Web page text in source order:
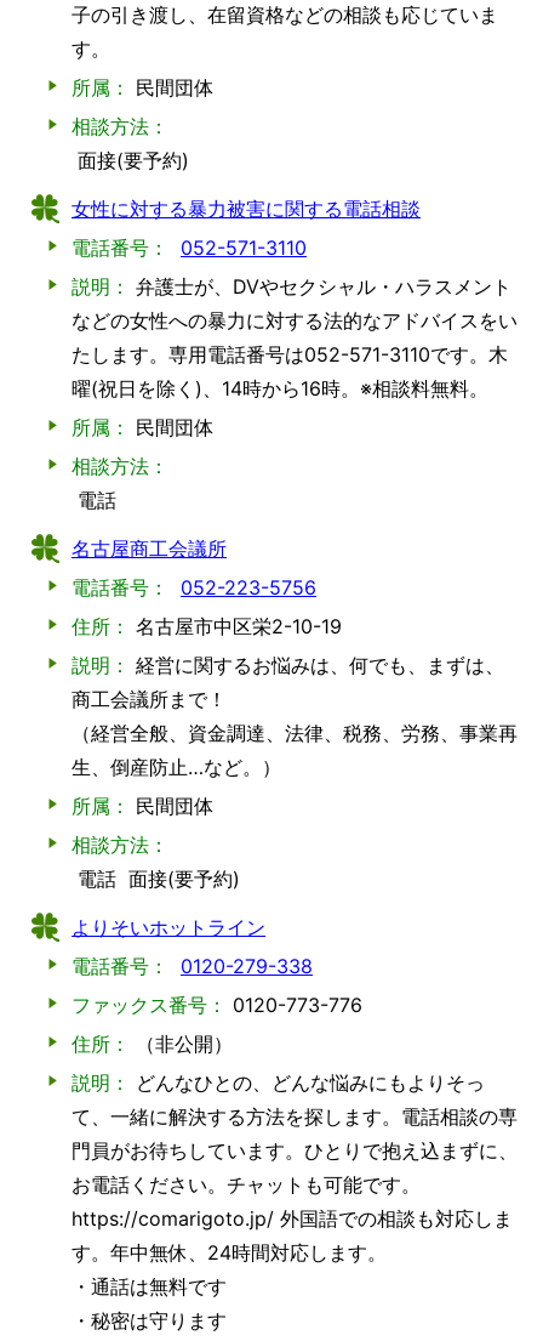
子の引き渡し、在留資格などの相談も応じていま
す。
所属：
民間団体
相談方法：
面接(要予約)
女性に対する暴力被害に関する電話相談
電話番号：
052-571-3110
説明： 弁護士が、DVやセクシャル・ハラスメント
などの女性への暴力に対する法的なアドバイスをい
たします。専用電話番号は052-571-3110です。木
曜(祝日を除く)、14時から16時。※相談料無料。
所属：
民間団体
相談方法：
電話
名古屋商工会議所
電話番号：
052-223-5756
住所： 名古屋市中区栄2-10-19
説明： 経営に関するお悩みは、何でも、まずは、
商工会議所まで！
（経営全般、資金調達、法律、税務、労務、事業再
生、倒産防止…など。）
所属：
民間団体
相談方法：
電話 面接(要予約)
よりそいホットライン
電話番号：
0120-279-338
ファックス番号：
0120-773-776
住所：
（非公開）
説明：
どんなひとの、どんな悩みにもよりそっ
て、一緒に解決する方法を探します。電話相談の専
門員がお待ちしています。ひとりで抱え込まずに、
お電話ください。チャットも可能です。
https://comarigoto.jp/ 外国語での相談も対応しま
す。年中無休、24時間対応します。
・通話は無料です
・秘密は守ります